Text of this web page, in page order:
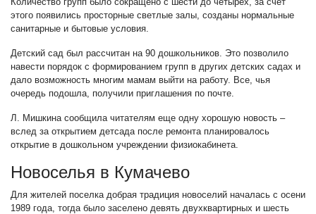
этого появились просторные светлые залы, созданы нормальные
санитарные и бытовые условия.
Детский сад был рассчитан на 90 дошкольников. Это позволило
навести порядок с формированием групп в других детских садах и
дало возможность многим мамам выйти на работу. Все, чья
очередь подошла, получили приглашения по почте.
Л. Мишкина сообщила читателям еще одну хорошую новость –
вслед за открытием детсада после ремонта планировалось
открытие в дошкольном учреждении физиокабинета.
Новоселья в Кумачево
Для жителей поселка добрая традиция новоселий началась с осени
1989 года, тогда было заселено девять двухквартирных и шесть